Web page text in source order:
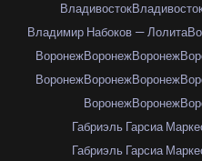
Владивосток
Владимир Набоков — Лолита
ВоронежВоронежВоронеж
ВоронежВоронежВоронеж
ВоронежВоронеж
Габриэль Гарсиа
Габриэль Гарсиа